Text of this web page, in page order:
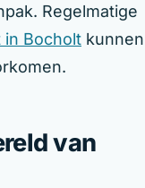
Regelmatige
Bocholt kunnen
van